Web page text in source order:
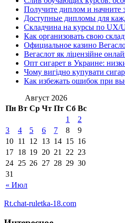
Получите диплом и начните
Доступные дипломы для
Складчина на курсы по UX/
Как организовать свою
Официальное казино
Вегаслот як ліцензійне
Опт сигарет в Украине:
Чому вигідно купувати
Как избежать ошибок при
Август 2026
Пн Вт Ср Чт Пт Сб Вс
« Июл
1
2
3
4 5 6 7 8
9
10 11 12 13 14 15 16
17 18 19 20 21 22 23
24 25 26 27 28 29 30
31
Rt.chat-ruletka-18.com